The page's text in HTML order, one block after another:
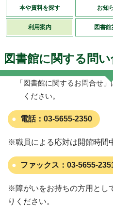
本や資料を探す お知
利用案内 図書
図書館に関する問
「図書館に関するお問合せ
ください。
電話： 03-5655-2350
※職員による応対は開館時間
ファックス： 03-5655-
※障がいをお持ちの方用とし
りください。